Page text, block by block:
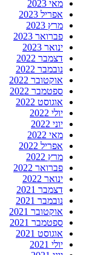
מאי 2023
אפריל 2023
מרץ 2023
פברואר 2023
ינואר 2023
דצמבר 2022
נובמבר 2022
אוקטובר 2022
ספטמבר 2022
אוגוסט 2022
יולי 2022
יוני 2022
מאי 2022
אפריל 2022
מרץ 2022
פברואר 2022
ינואר 2022
דצמבר 2021
נובמבר 2021
אוקטובר 2021
ספטמבר 2021
אוגוסט 2021
יולי 2021